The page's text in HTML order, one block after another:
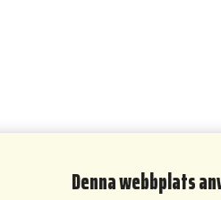
Denna webbplats